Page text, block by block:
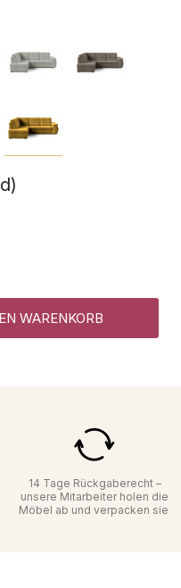
WARENKORB
14 Tage Rückgaberecht –
unsere Mitarbeiter holen die
Möbel ab und verpacken sie